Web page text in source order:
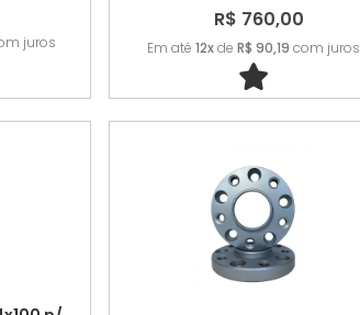
juros
R$ 760,00
Em até 12xde R$ 90,19 com juros